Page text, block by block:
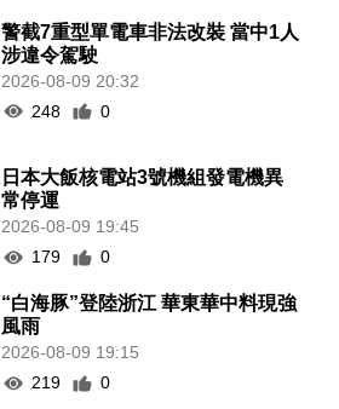
警截7重型單電車非法改裝 當中1人
涉違令駕駛
2026-08-09 20:32
248
0
日本大飯核電站3號機組發電機異
常停運
2026-08-09 19:45
179
0
“白海豚”登陸浙江 華東華中料現強
風雨
2026-08-09 19:15
219
0